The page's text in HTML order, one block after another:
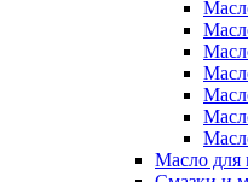
Масло для